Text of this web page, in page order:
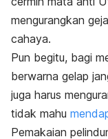
mengurangkan
cahaya.
Pun begitu, bagi
berwarna gelap
juga harus
tidak mahu
Pemakaian